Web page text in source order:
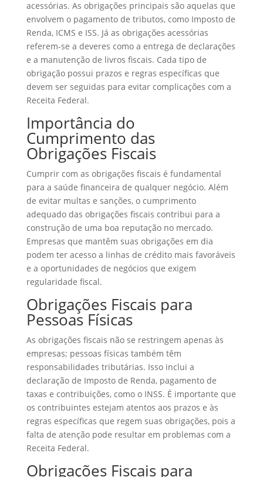
acessórias. As obrigações principais são aquelas que
envolvem o pagamento de tributos, como Imposto de
Renda, ICMS e ISS. Já as obrigações acessórias
referem-se a deveres como a entrega de declarações
e a manutenção de livros fiscais. Cada tipo de
obrigação possui prazos e regras específicas que
devem ser seguidas para evitar complicações com a
Receita Federal.
Importância do
Cumprimento das
Obrigações Fiscais
Cumprir com as obrigações fiscais é fundamental
para a saúde financeira de qualquer negócio. Além
de evitar multas e sanções, o cumprimento
adequado das obrigações fiscais contribui para a
construção de uma boa reputação no mercado.
Empresas que mantêm suas obrigações em dia
podem ter acesso a linhas de crédito mais favoráveis
e a oportunidades de negócios que exigem
regularidade fiscal.
Obrigações Fiscais para
Pessoas Físicas
As obrigações fiscais não se restringem apenas às
empresas; pessoas físicas também têm
responsabilidades tributárias. Isso inclui a
declaração de Imposto de Renda, pagamento de
taxas e contribuições, como o INSS. É importante que
os contribuintes estejam atentos aos prazos e às
regras específicas que regem suas obrigações, pois a
falta de atenção pode resultar em problemas com a
Receita Federal.
Obrigações Fiscais para